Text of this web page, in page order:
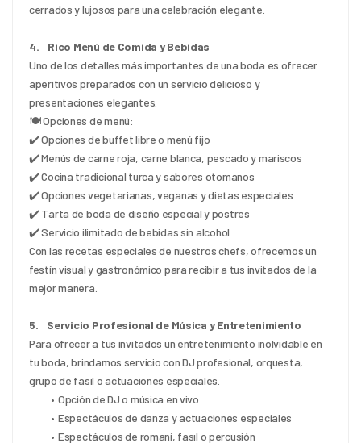
cerrados y lujosos para una celebración elegante.
4.    Rico Menú de Comida y Bebidas
Uno de los detalles más importantes de una boda es ofrecer
aperitivos preparados con un servicio delicioso y
presentaciones elegantes.
🍽 Opciones de menú:
✔️ Opciones de buffet libre o menú fijo
✔️ Menús de carne roja, carne blanca, pescado y mariscos
✔️ Cocina tradicional turca y sabores otomanos
✔️ Opciones vegetarianas, veganas y dietas especiales
✔️ Tarta de boda de diseño especial y postres
✔️ Servicio ilimitado de bebidas sin alcohol
Con las recetas especiales de nuestros chefs, ofrecemos un
festín visual y gastronómico para recibir a tus invitados de la
mejor manera.
5.    Servicio Profesional de Música y Entretenimiento
Para ofrecer a tus invitados un entretenimiento inolvidable en
tu boda, brindamos servicio con DJ profesional, orquesta,
grupo de fasıl o actuaciones especiales.
Opción de DJ o música en vivo
Espectáculos de danza y actuaciones especiales
Espectáculos de romaní, fasıl o percusión